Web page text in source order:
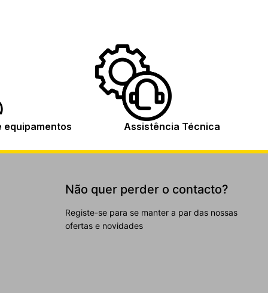
equipamentos Assistência Técnica
Não quer perder o contacto?
Registe-se para se manter a par das nossas
ofertas e novidades